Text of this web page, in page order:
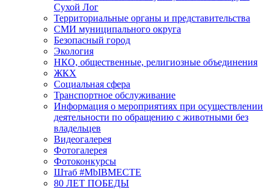
Сухой Лог
Территориальные органы и представительства
СМИ муниципального округа
Безопасный город
Экология
НКО, общественные, религиозные объединения
ЖКХ
Социальная сфера
Транспортное обслуживание
Информация о мероприятиях при осуществлении
деятельности по обращению с животными без
владельцев
Видеогалерея
Фотогалерея
Фотоконкурсы
Штаб #MbIBMECTE
80 ЛЕТ ПОБЕДЫ